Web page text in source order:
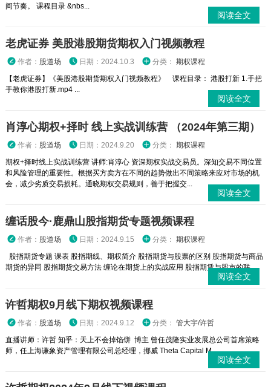
间节奏。 课程目录 &nbs...
阅读全文
老虎证券 美股港股期货期权入门视频教程
作者： 股道场 日期：2024.10.3 分类： 期权课程
【老虎证券】《美股港股期货期权入门视频教程》 课程目录： 港股打新 1.手把
手教你港股打新.mp4 ...
阅读全文
肖淳心期权+择时 线上实战训练营 （2024年第三期）
作者： 股道场 日期：2024.9.20 分类： 期权课程
期权+择时线上实战训练营 讲师:肖淳心 资深期权实战交易员。深知交易不同位置
和风险管理的重要性。根据买方卖方在不同的趋势做出不同策略来应对市场的机
会，减少劣质交易损耗。通晓期权交易规则，善于把握交...
阅读全文
缠话股今·鹿鼎山股指期货专题视频课程
作者： 股道场 日期：2024.9.15 分类： 期权课程
股指期货专题 课表 股指期线、期权简介 股指期货与股票的区别 股指期货与商品
期货的异同 股指期货交易方法 缠论在期货上的实战应用 股指期赁与股市的联...
阅读全文
许哲期权9月线下期权视频课程
作者： 股道场 日期：2024.9.12 分类： 管大宇/许哲
直播讲师：许哲 知乎：天上不会掉馅饼 博主 曾任茂隆实业发展总公司首席策略
师，任上海谦象资产管理有限公司总经理，挪威 Theta Capital M...
阅读全文